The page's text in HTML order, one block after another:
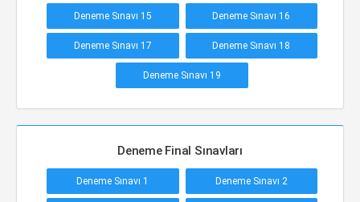
Deneme Sınavı 15 Deneme Sınavı 16
Deneme Sınavı 17 Deneme Sınavı 18
Deneme Sınavı 19
Deneme Final Sınavları
Deneme Sınavı 1 Deneme Sınavı 2